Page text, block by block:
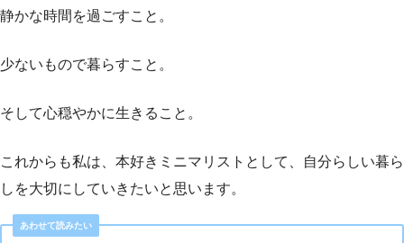
静かな時間を過ごすこと。
少ないもので暮らすこと。
そして心穏やかに生きること。
これからも私は、本好きミニマリストとして、自分らしい暮ら
しを大切にしていきたいと思います。